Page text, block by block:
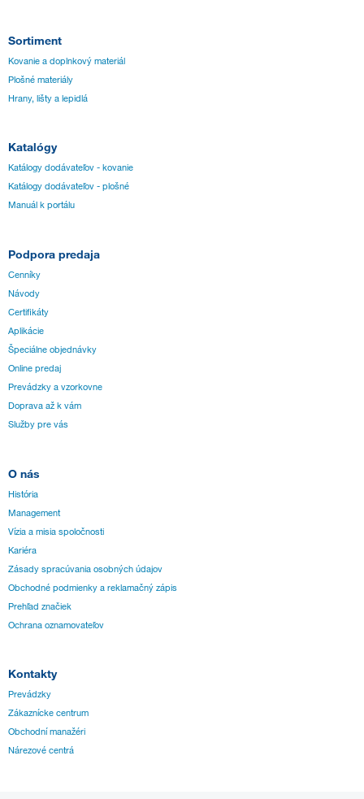
Sortiment
Kovanie a doplnkový materiál
Plošné materiály
Hrany, lišty a lepidlá
Katalógy
Katálogy dodávateľov - kovanie
Katálogy dodávateľov - plošné
Manuál k portálu
Podpora predaja
Cenníky
Návody
Certifikáty
Aplikácie
Špeciálne objednávky
Online predaj
Prevádzky a vzorkovne
Doprava až k vám
Služby pre vás
O nás
História
Management
Vízia a misia spoločnosti
Kariéra
Zásady spracúvania osobných údajov
Obchodné podmienky a reklamačný zápis
Prehľad značiek
Ochrana oznamovateľov
Kontakty
Prevádzky
Zákaznícke centrum
Obchodní manažéri
Nárezové centrá